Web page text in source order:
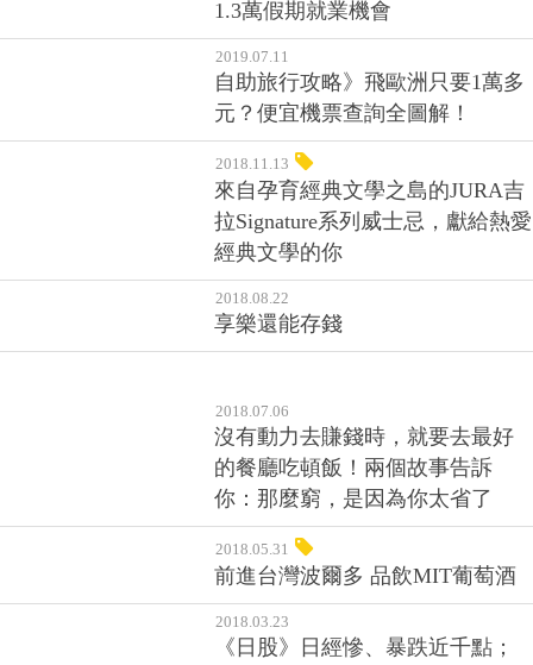
1.3萬假期就業機會
2019.07.11
自助旅行攻略》飛歐洲只要1萬多
元？便宜機票查詢全圖解！
2018.11.13
來自孕育經典文學之島的JURA吉
拉Signature系列威士忌，獻給熱愛
經典文學的你
2018.08.22
享樂還能存錢
2018.07.06
沒有動力去賺錢時，就要去最好
的餐廳吃頓飯！兩個故事告訴
你：那麼窮，是因為你太省了
2018.05.31
前進台灣波爾多 品飲MIT葡萄酒
2018.03.23
《日股》日經慘、暴跌近千點；